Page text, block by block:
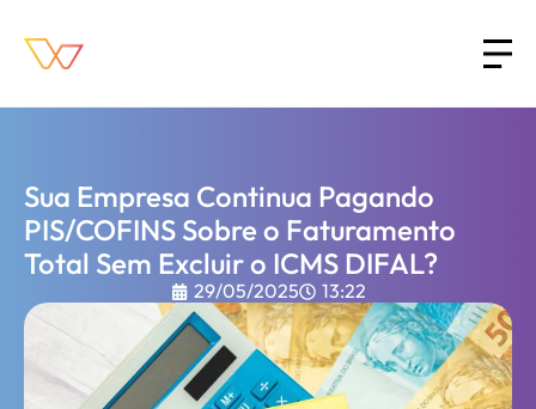
Sua Empresa Continua Pagando
PIS/COFINS Sobre o Faturamento
Total Sem Excluir o ICMS DIFAL?
29/05/2025 13:22